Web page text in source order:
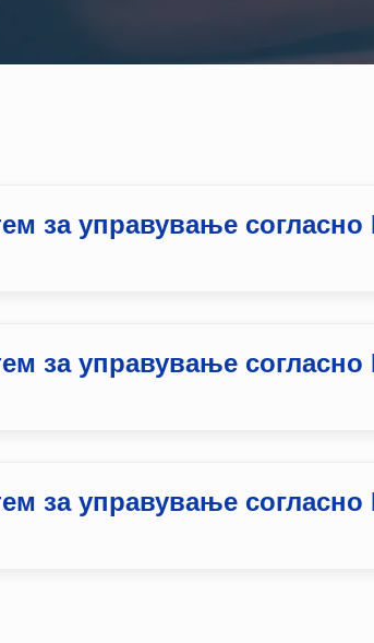
за управување согласно
за управување согласно
за управување согласно